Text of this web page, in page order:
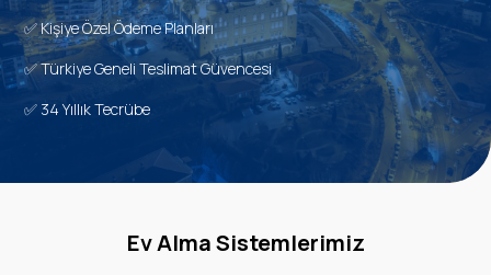
✅ Kişiye Özel Ödeme Planları
✅ Türkiye Geneli Teslimat Güvencesi
✅ 34 Yıllık Tecrübe
Ev Alma Sistemlerimiz